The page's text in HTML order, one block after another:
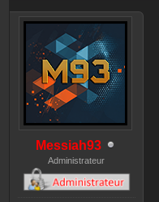
Messiah93
Administrateur